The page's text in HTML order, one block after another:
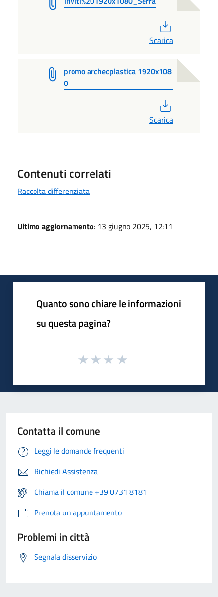
Scarica
promo archeoplastica 1920x108
0
Scarica
Contenuti correlati
Raccolta differenziata
Ultimo aggiornamento: 13 giugno 2025, 12:11
Quanto sono chiare le informazioni
su questa pagina?
Contatta il comune
Leggi le domande frequenti
Richiedi Assistenza
Chiama il comune +39 0731 8181
Prenota un appuntamento
Problemi in città
Segnala disservizio